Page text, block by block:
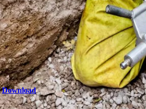
Download (94KB)